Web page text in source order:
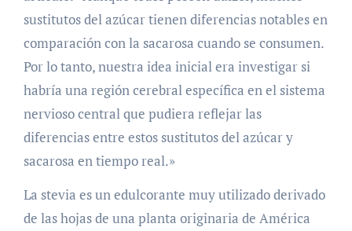
sustitutos del azúcar tienen diferencias notables en
comparación con la sacarosa cuando se consumen.
Por lo tanto, nuestra idea inicial era investigar si
habría una región cerebral específica en el sistema
nervioso central que pudiera reflejar las
diferencias entre estos sustitutos del azúcar y
sacarosa en tiempo real.»
La stevia es un edulcorante muy utilizado derivado
de las hojas de una planta originaria de América